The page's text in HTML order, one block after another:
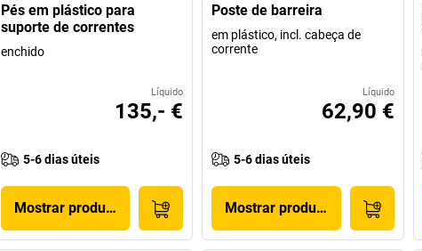
Pés em plástico para
suporte de correntes
enchido
Líquido
135,- €
5-6 dias úteis
Mostrar produto
Poste de barreira
em plástico, incl. cabeça de
corrente
Líquido
62,90 €
5-6 dias úteis
Mostrar produto